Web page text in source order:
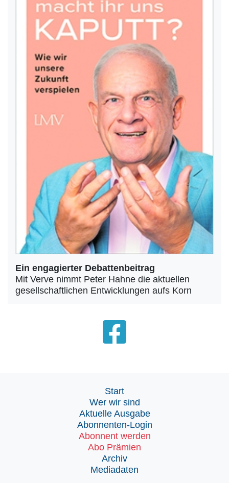
Ein engagierter Debattenbeitrag
Mit Verve nimmt Peter Hahne die aktuellen
gesellschaftlichen Entwicklungen aufs Korn
Start
Wer wir sind
Aktuelle Ausgabe
Abonnenten-Login
Abonnent werden
Abo Prämien
Archiv
Mediadaten